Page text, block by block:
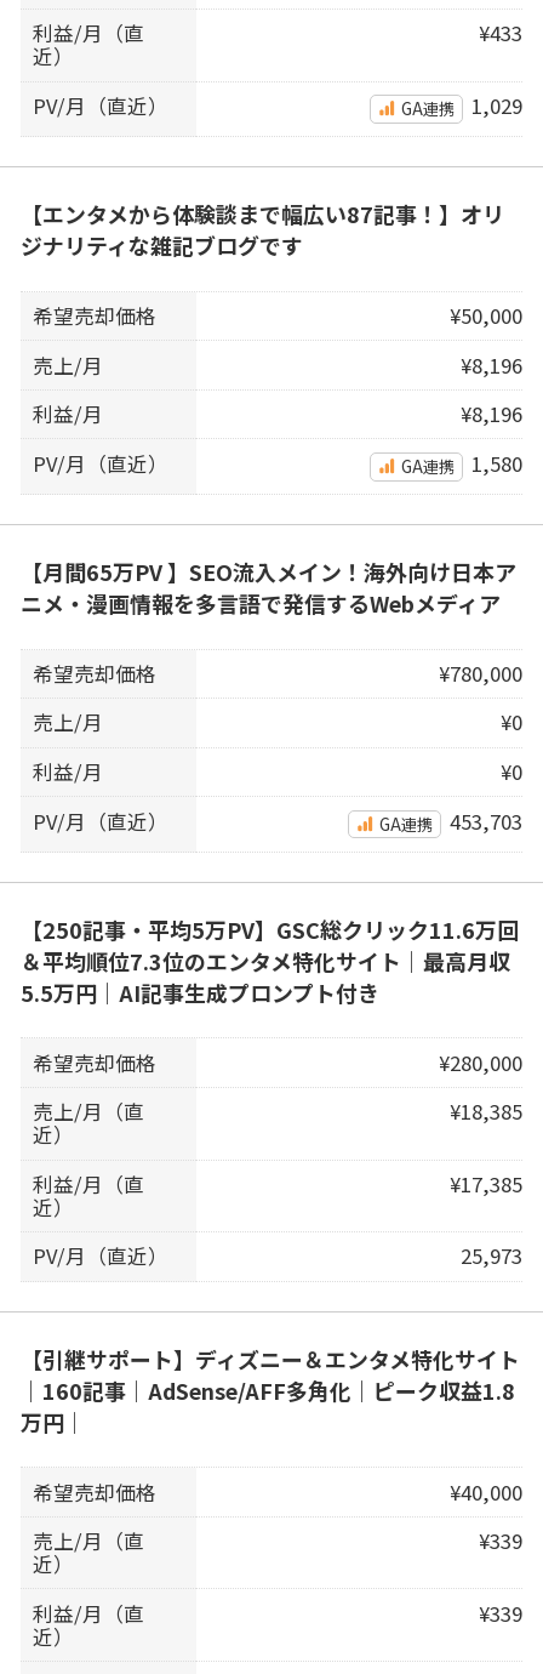
利益/月（直
近）
¥433
PV/月（直近） GA連携 1,029
【エンタメから体験談まで幅広い87記事！】オリ
ジナリティな雑記ブログです
希望売却価格
¥50,000
売上/月
¥8,196
利益/月
¥8,196
PV/月（直近）
GA連携 1,580
【月間65万PV 】SEO流入メイン！海外向け日本ア
ニメ・漫画情報を多言語で発信するWebメディア
希望売却価格
¥780,000
売上/月
¥0
利益/月
¥0
PV/月（直近）
GA連携 453,703
【250記事・平均5万PV】GSC総クリック11.6万回
＆平均順位7.3位のエンタメ特化サイト｜最高月収
5.5万円｜AI記事生成プロンプト付き
希望売却価格
¥280,000
売上/月（直
近）
¥18,385
利益/月（直
近）
¥17,385
PV/月（直近） 25,973
【引継サポート】ディズニー＆エンタメ特化サイト
｜160記事｜AdSense/AFF多角化｜ピーク収益1.8
万円｜
希望売却価格
¥40,000
売上/月（直
近）
¥339
利益/月（直
近）
¥339